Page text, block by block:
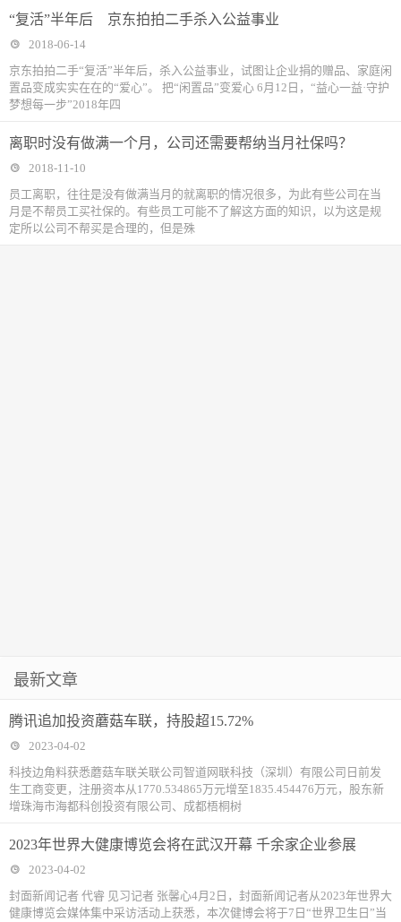
“复活”半年后 京东拍拍二手杀入公益事业
2018-06-14
京东拍拍二手“复活”半年后，杀入公益事业，试图让企业捐的赠品、家庭闲
置品变成实实在在的“爱心”。 把“闲置品”变爱心 6月12日，“益心一益·守护
梦想每一步”2018年四
离职时没有做满一个月，公司还需要帮纳当月社保吗？
2018-11-10
​员工离职，往往是没有做满当月的就离职的情况很多，为此有些公司在当
月是不帮员工买社保的。有些员工可能不了解这方面的知识，以为这是规
定所以公司不帮买是合理的，但是殊
最新文章
腾讯追加投资蘑菇车联，持股超15.72%
2023-04-02
科技边角料获悉蘑菇车联关联公司智道网联科技（深圳）有限公司日前发
生工商变更，注册资本从1770.534865万元增至1835.454476万元，股东新
增珠海市海都科创投资有限公司、成都梧桐树
2023年世界大健康博览会将在武汉开幕 千余家企业参展
2023-04-02
封面新闻记者 代睿 见习记者 张馨心4月2日，封面新闻记者从2023年世界大
健康博览会媒体集中采访活动上获悉，本次健博会将于7日“世界卫生日”当